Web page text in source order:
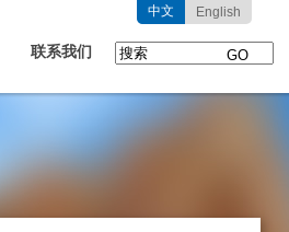
中文 English
联系我们